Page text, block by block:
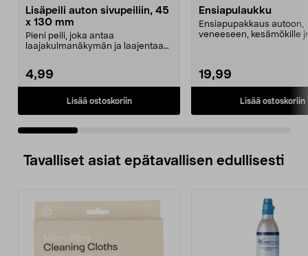
Lisäpeili auton sivupeiliin, 45
x 130 mm
Pieni peili, joka antaa
laajakulmanäkymän ja laajentaa
4,99
Lisää ostoskoriin
Ensiapulaukku
Ensiapupakkaus autoon,
veneeseen, kesämökille
19,99
Lisää ostoskoriin
Tavalliset asiat epätavallisen edullisesti